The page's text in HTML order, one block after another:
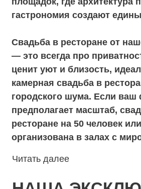
ресторане на 50 человек или
организована в залах с мировым
НАША
ПОДБОРКА
РЕСТОРАНОВ ДЛЯ
СВАДЬБЫ В